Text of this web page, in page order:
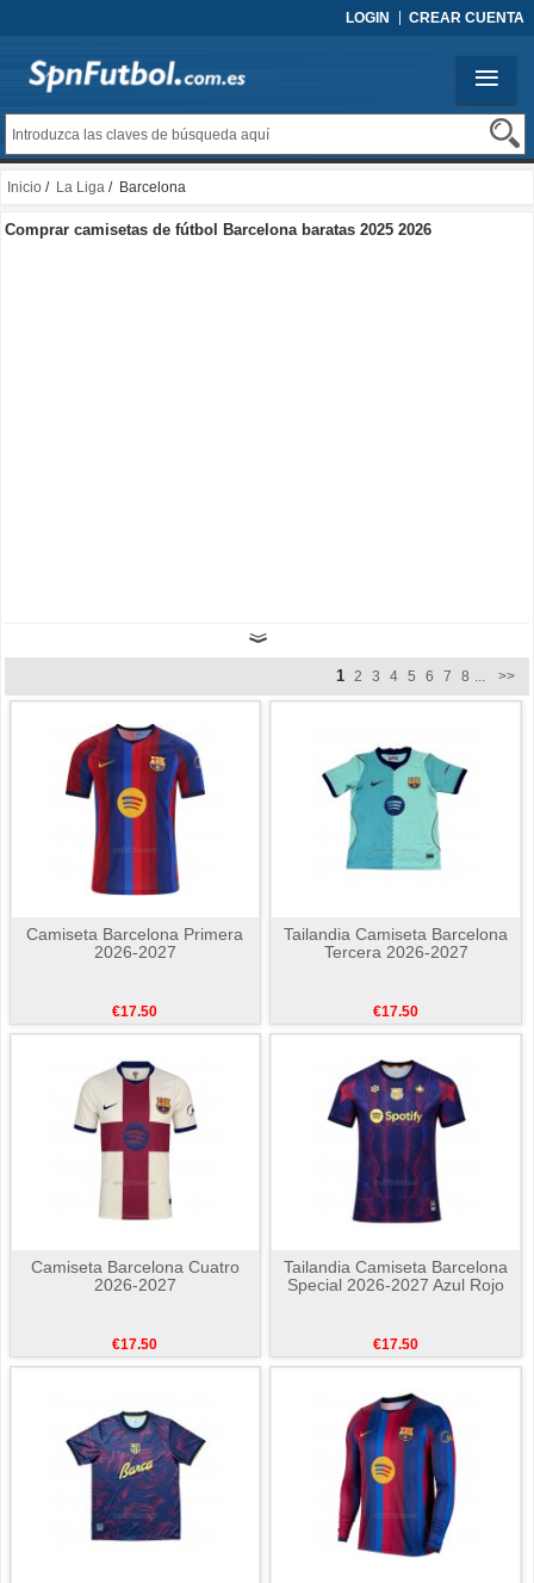
LOGIN CREAR CUENTA
Inicio / La Liga / Barcelona
Comprar camisetas de fútbol Barcelona baratas 2025 2026
1 2 3 4 5 6 7 8 ... >>
Camiseta Barcelona Primera
2026-2027
€17.50
Tailandia Camiseta Barcelona
Tercera 2026-2027
€17.50
Camiseta Barcelona Cuatro
2026-2027
€17.50
Tailandia Camiseta Barcelona
Special 2026-2027 Azul Rojo
€17.50